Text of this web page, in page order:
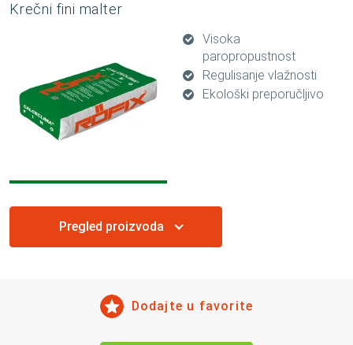
Krečni fini malter
Visoka
paropropustnost
Regulisanje vlažnosti
Ekološki preporučljivo
Pregled proizvoda
Dodajte u favorite